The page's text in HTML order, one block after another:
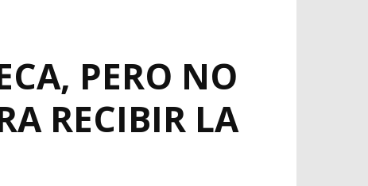
PERO NO
RECIBIR LA